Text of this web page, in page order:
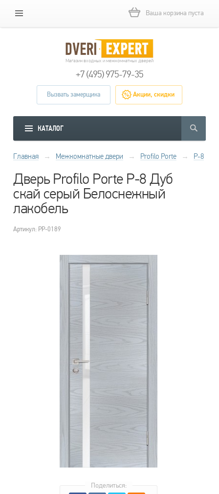
Ваша корзина пуста
Магазин входных и межкомнатных дверей
+7 (495) 975-79-35
Вызвать замерщика Акции, скидки
КАТАЛОГ
Главная → Межкомнатные двери → Profilo Porte → P-8
Дверь Profilo Porte P-8 Дуб
скай серый Белоснежный
лакобель
Артикул: PP-0189
Поделиться: